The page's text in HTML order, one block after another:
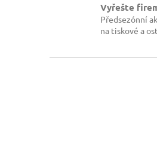
Vyřešte
Předsezónní
na tiskové a